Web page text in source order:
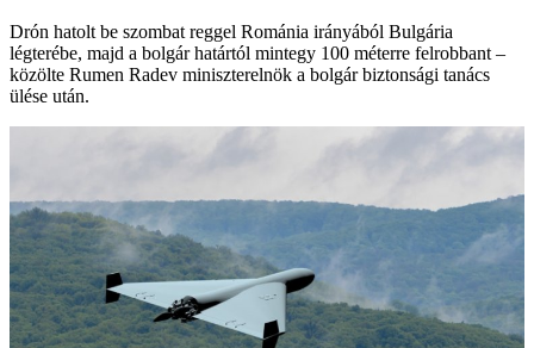
Drón hatolt be szombat reggel Románia irányából Bulgária
légterébe, majd a bolgár határtól mintegy 100 méterre felrobbant –
közölte Rumen Radev miniszterelnök a bolgár biztonsági tanács
ülése után.